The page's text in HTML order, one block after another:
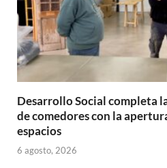
Desarrollo Social completa
de comedores con la
espacios
6 agosto, 2026